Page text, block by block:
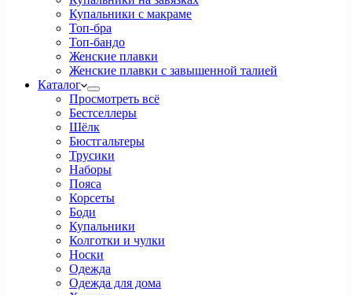
Купальники с макраме
Топ-бра
Топ-бандо
Женские плавки
Женские плавки с завышенной талией
Каталог
Просмотреть всё
Бестселлеры
Шёлк
Бюстгальтеры
Трусики
Наборы
Пояса
Корсеты
Боди
Купальники
Колготки и чулки
Носки
Одежда
Одежда для дома